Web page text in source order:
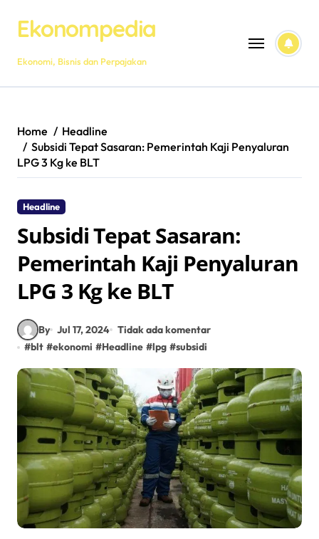
contentEkonompedia
Ekonomi, Bisnis dan Perpajakan
Home
Headline
Subsidi Tepat Sasaran: Pemerintah Kaji Penyaluran
LPG 3 Kg ke BLT
Headline
Subsidi Tepat Sasaran:
Pemerintah Kaji Penyaluran
LPG 3 Kg ke BLT
By Jul 17, 2024 Tidak ada komentar
#blt #ekonomi #Headline #lpg #subsidi